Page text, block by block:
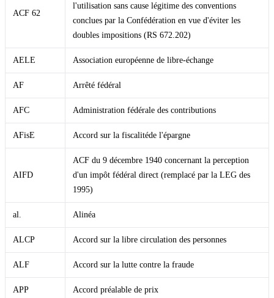
ACF 62
l'utilisation sans cause légitime des conventions
conclues par la Confédération en vue d'éviter les
doubles impositions (RS 672.202)
AELE Association européenne de libre-échange
AF Arrêté fédéral
AFC Administration fédérale des contributions
AFisE Accord sur la fiscalitéde l'épargne
AIFD
ACF du 9 décembre 1940 concernant la perception
d'un impôt fédéral direct (remplacé par la LEG des
1995)
al. Alinéa
ALCP Accord sur la libre circulation des personnes
ALF Accord sur la lutte contre la fraude
APP Accord préalable de prix